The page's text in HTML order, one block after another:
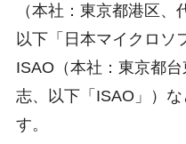
（本社：東京都港区、
以下「日本マイクロソ
ISAO（本社：東京都
志、以下「ISAO」）
す。